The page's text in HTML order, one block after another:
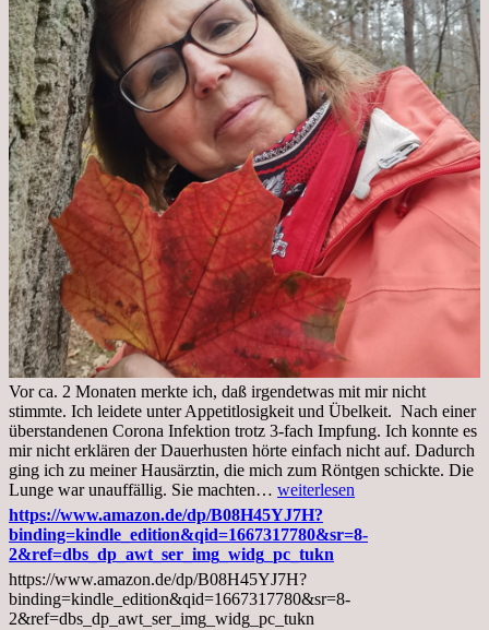
Vor ca. 2 Monaten merkte ich, daß irgendetwas mit mir nicht
stimmte. Ich leidete unter Appetitlosigkeit und Übelkeit. Nach einer
überstandenen Corona Infektion trotz 3-fach Impfung. Ich konnte es
mir nicht erklären der Dauerhusten hörte einfach nicht auf. Dadurch
ging ich zu meiner Hausärztin, die mich zum Röntgen schickte. Die
Lunge war unauffällig. Sie machten… Mittwoch,
02.11.2022,
Arztgespräch
und
Diagnose
Lebermetastasen
weiterlesen
https://www.amazon.de/dp/B08H45YJ7H?
binding=kindle_edition&qid=1667317780&sr=8-
2&ref=dbs_dp_awt_ser_img_widg_pc_tukn
https://www.amazon.de/dp/B08H45YJ7H?
binding=kindle_edition&qid=1667317780&sr=8-
2&ref=dbs_dp_awt_ser_img_widg_pc_tukn